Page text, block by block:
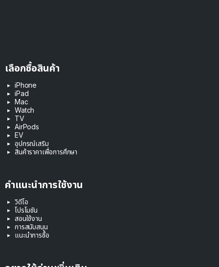
เลือกซื้อสินค้า
iPhone
iPad
Mac
Watch
TV
AirPods
EV
อุปกรณ์เสริม
สินค้าราคาเพื่อการศึกษา
คำแนะนำการใช้งาน
วิดีโอ
โปรโมชัน
สอนใช้งาน
การสนับสนุน
แนะนำการซื้อ